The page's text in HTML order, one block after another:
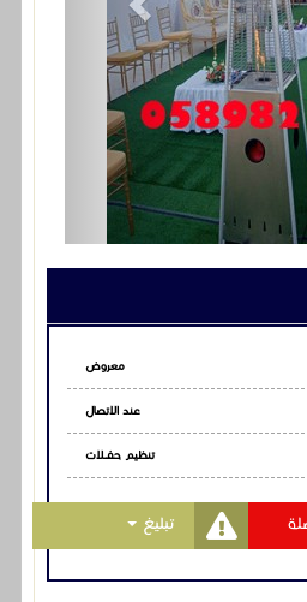
معروض
عند الاتصال
تنظيـم حفــلات
تبليغ Toggle Dropdown